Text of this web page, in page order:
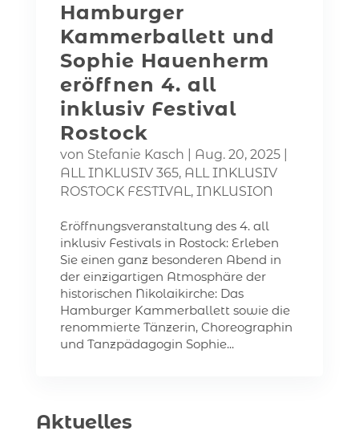
Hamburger
Kammerballett und
Sophie Hauenherm
eröffnen 4. all
inklusiv Festival
Rostock
von Stefanie Kasch Aug. 20, 2025|
ALL INKLUSIV 365, ALL INKLUSIV
ROSTOCK FESTIVAL, INKLUSION
Eröffnungsveranstaltung des 4. all
inklusiv Festivals in Rostock: Erleben
Sie einen ganz besonderen Abend in
der einzigartigen Atmosphäre der
historischen Nikolaikirche: Das
Hamburger Kammerballett sowie die
renommierte Tänzerin, Choreographin
und Tanzpädagogin Sophie...
Aktuelles